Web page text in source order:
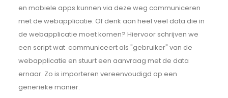
en mobiele apps kunnen via deze weg communiceren
met de webapplicatie. Of denk aan heel veel data die in
de webapplicatie moet komen? Hiervoor schrijven we
een script wat communiceert als "gebruiker" van de
webapplicatie en stuurt een aanvraag met de data
ernaar. Zo is importeren vereenvoudigd op een
generieke manier.